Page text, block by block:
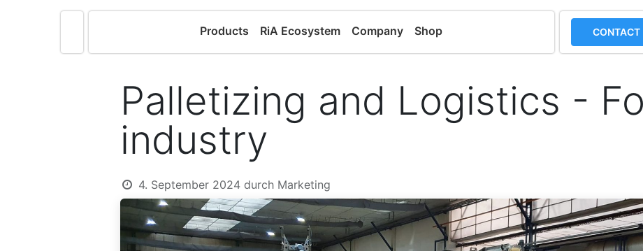
Products RiA Ecosystem Company Shop
Palletizing and Logistics -
industry
4. September 2024 durch Marketing